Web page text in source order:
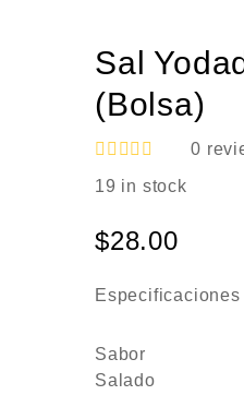
Sal
(Bolsa)
V
a
o
r
o
0
d
0
19 in stock
$28.00
Especificaciones
Sabor
Salado